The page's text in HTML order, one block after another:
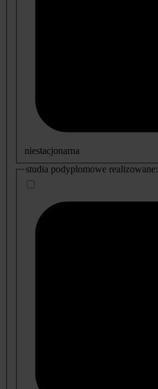
niestacjonarna
studia podyplomowe realizowane: